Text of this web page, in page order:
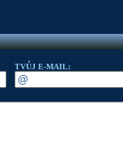
TVŮJ E-MAIL: